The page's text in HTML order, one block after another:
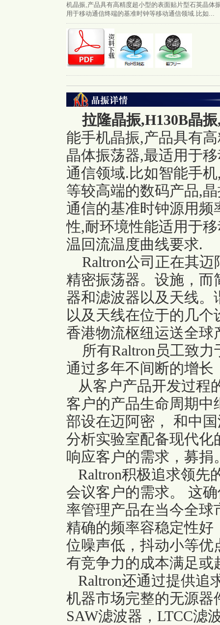
机晶振,产品具有高精度超小型的表面贴片型石英晶体
用于移动通信终端的基准时钟等移动通信领域.比如...
拉隆晶振,H130B晶
能手机晶振,产品具有
晶体振荡器,最适用于
通信领域.比如智能手
等较高端的数码产品,
通信的基准时钟源用频
性,耐环境性能适用于
温回流温度曲线要求.
Raltron公司正在其迈
精密振荡器。设施，
器和滤波器以及天线
以及天线在位于的几
香港物流枢纽运送全球
所有Raltron员工致力
通过多年不间断的增长
从客户产品开发过程
客户的产品生命周期
部设在迈阿密， 和中
分析实验室配备现代
响应客户的需求，募捐
Raltron积极追求领先
会议客户的需求。 这
率管理产品在当今全球
精确的频率容稳定性
位噪声低，抖动小等
有竞争力的成本满足或
Raltron还通过提供追
机器市场完整的无源器
SAW滤波器，LTCC滤